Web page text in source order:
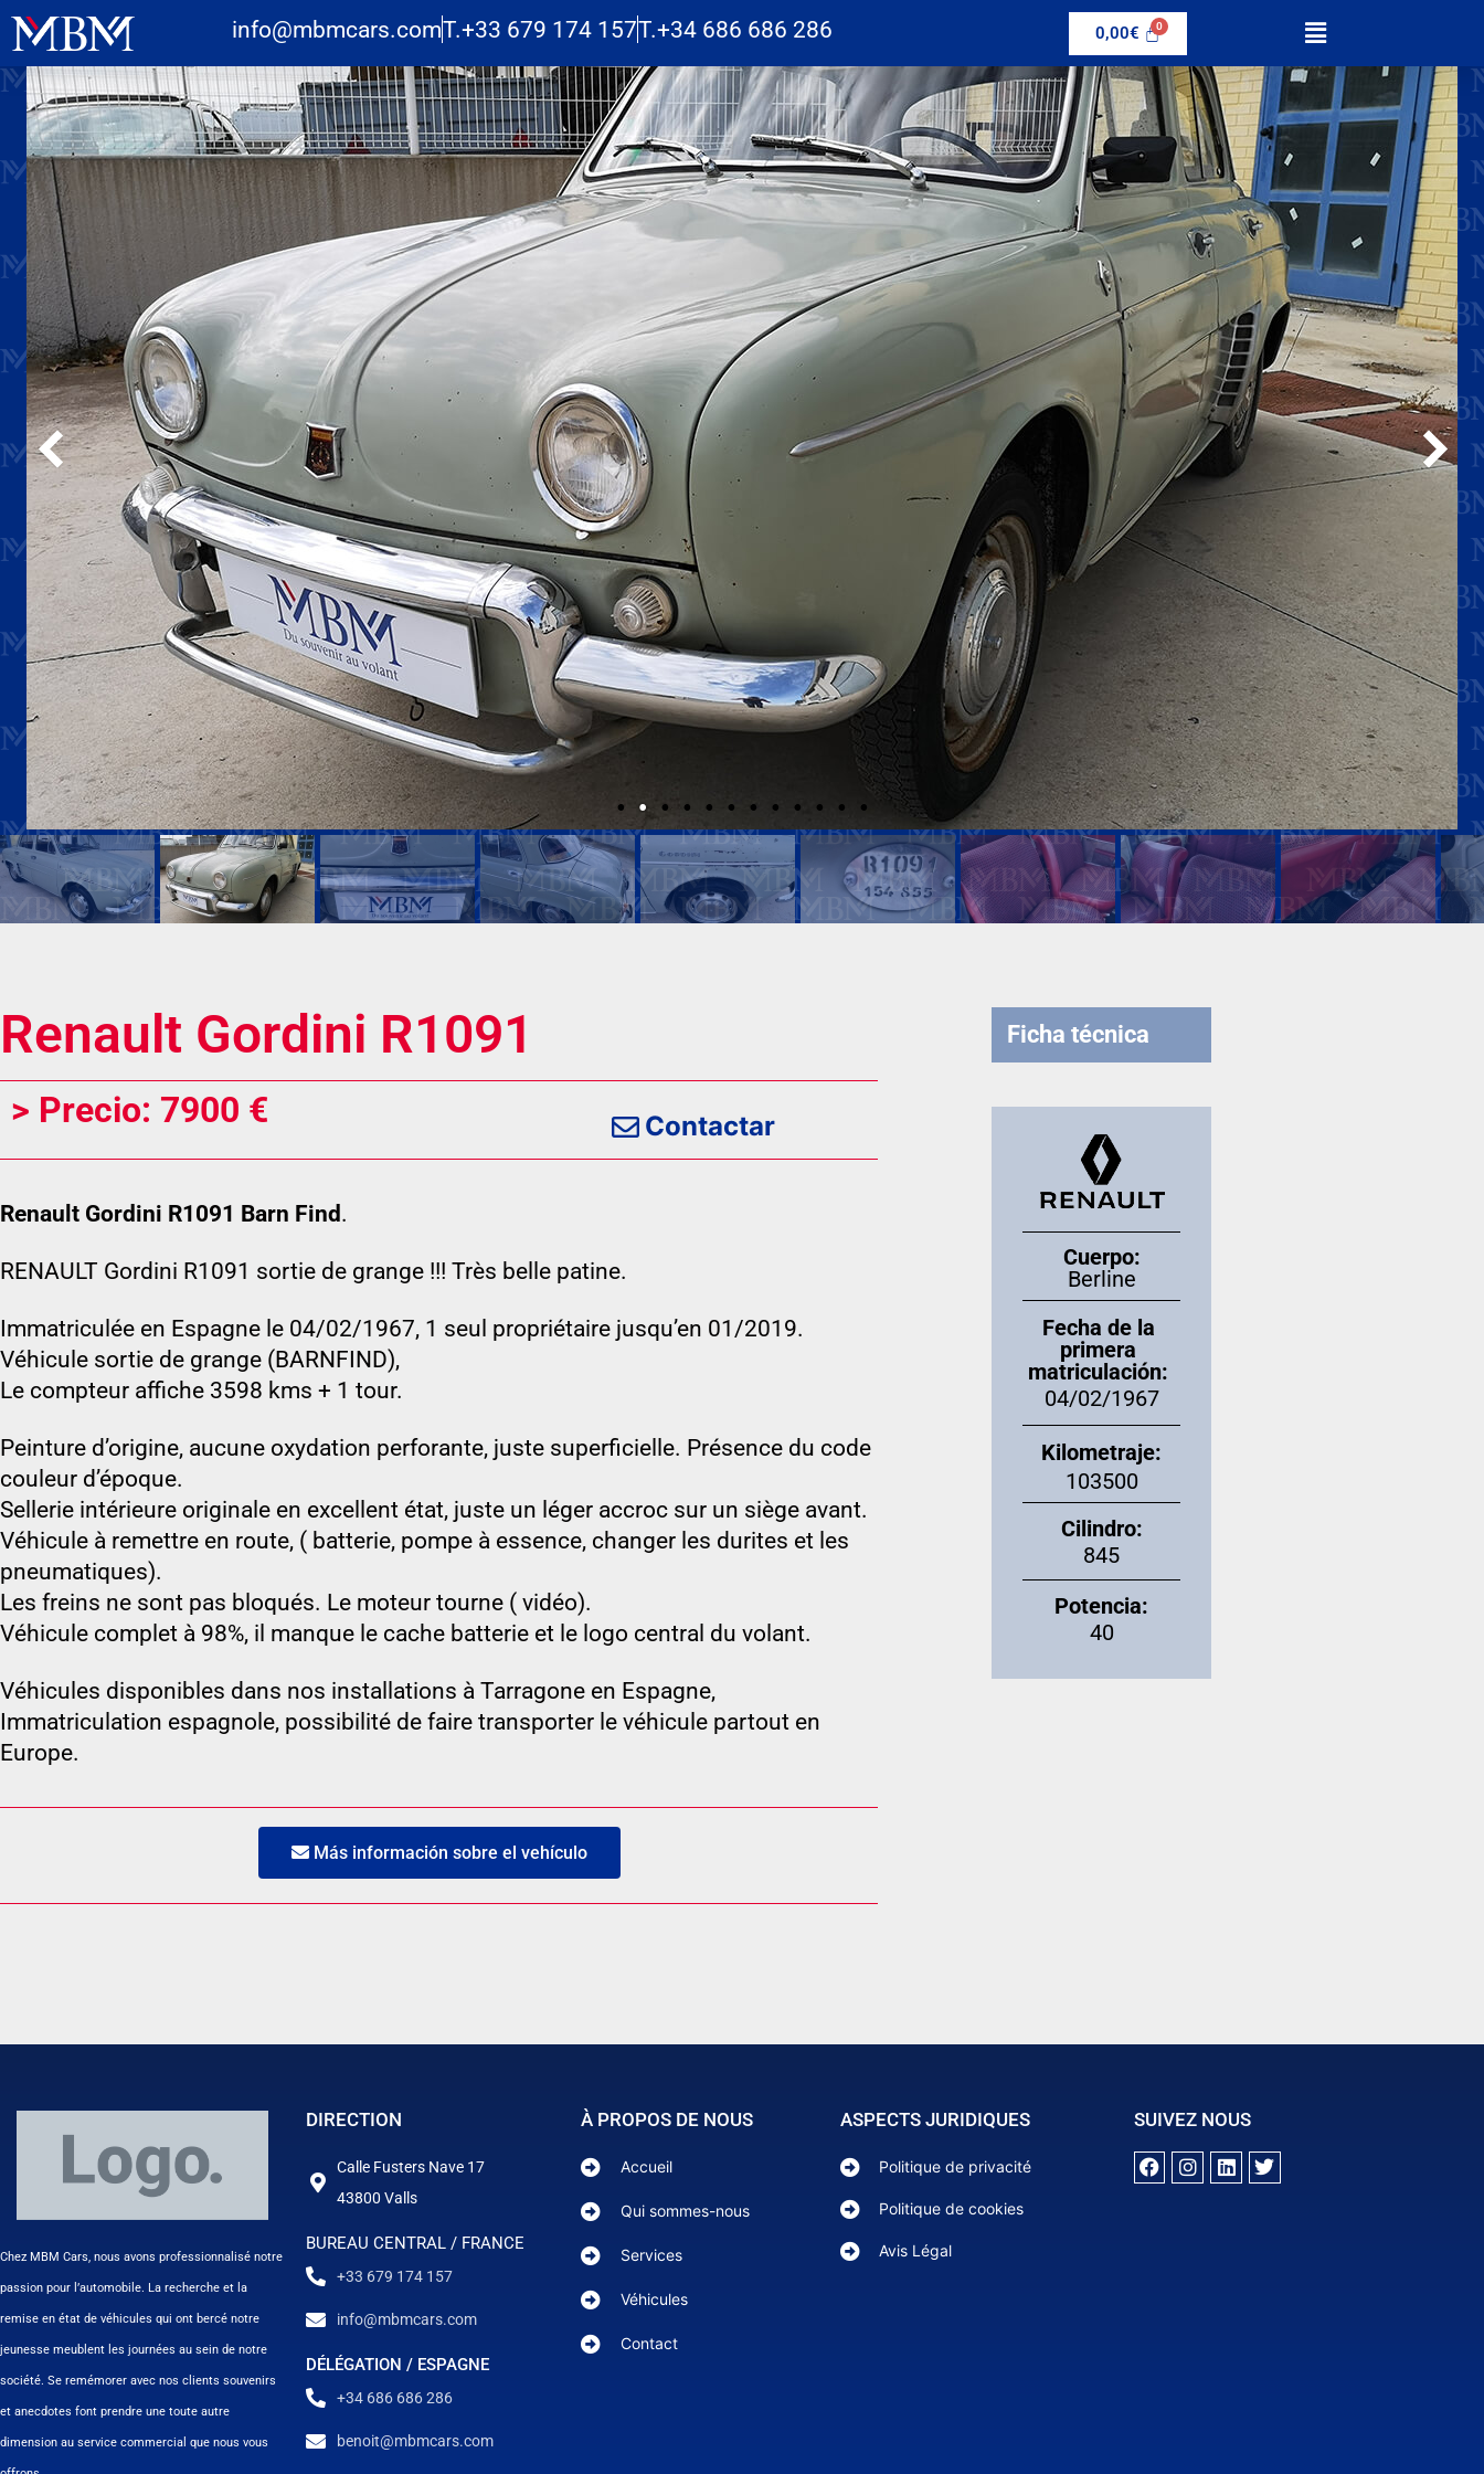
info@mbmcars.comT.+33 679 174 157T.+34 686 686 286 0,00€
Renault Gordini R1091
> Precio: 7900 € Contactar
Renault Gordini R1091 Barn Find .
RENAULT Gordini R1091 sortie de grange !!! Très belle patine.
Immatriculée en Espagne le 04/02/1967, 1 seul propriétaire jusqu’en 01/2019.
Véhicule sortie de grange (BARNFIND),
Le compteur affiche 3598 kms + 1 tour.
Peinture d’origine, aucune oxydation perforante, juste superficielle. Présence du code
couleur d’époque.
Sellerie intérieure originale en excellent état, juste un léger accroc sur un siège avant.
Véhicule à remettre en route, ( batterie, pompe à essence, changer les durites et les
pneumatiques).
Les freins ne sont pas bloqués. Le moteur tourne ( vidéo).
Véhicule complet à 98%, il manque le cache batterie et le logo central du volant.
Véhicules disponibles dans nos installations à Tarragone en Espagne,
Immatriculation espagnole, possibilité de faire transporter le véhicule partout en
Europe.
Más información sobre el vehículo
Ficha técnica
Cuerpo:
Berline
Fecha de la
primera
matriculación:
04/02/1967
Kilometraje:
103500
Cilindro:
845
Potencia:
40
Chez MBM Cars, nous avons professionnalisé notre
passion pour l’automobile. La recherche et la
remise en état de véhicules qui ont bercé notre
jeunesse meublent les journées au sein de notre
société. Se remémorer avec nos clients souvenirs
et anecdotes font prendre une toute autre
dimension au service commercial que nous vous
DIRECTION
Calle Fusters Nave 17
43800 Valls
BUREAU CENTRAL / FRANCE
+33 679 174 157
info@mbmcars.com
DÉLÉGATION / ESPAGNE
+34 686 686 286
benoit@mbmcars.com
À PROPOS DE NOUS
Accueil
Qui sommes-nous
Services
Véhicules
Contact
ASPECTS JURIDIQUES
Politique de privacité
Politique de cookies
Avis Légal
SUIVEZ NOUS